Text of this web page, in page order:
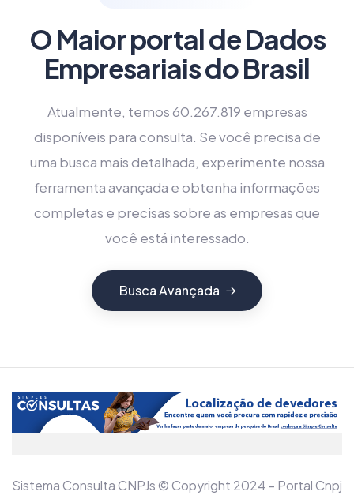
O Maior portal de Dados
Empresariais do Brasil
Atualmente, temos 60.267.819 empresas
disponíveis para consulta. Se você precisa de
uma busca mais detalhada, experimente nossa
ferramenta avançada e obtenha informações
completas e precisas sobre as empresas que
você está interessado.
Busca Avançada
Sistema Consulta CNPJs © Copyright 2024 - Portal Cnpj